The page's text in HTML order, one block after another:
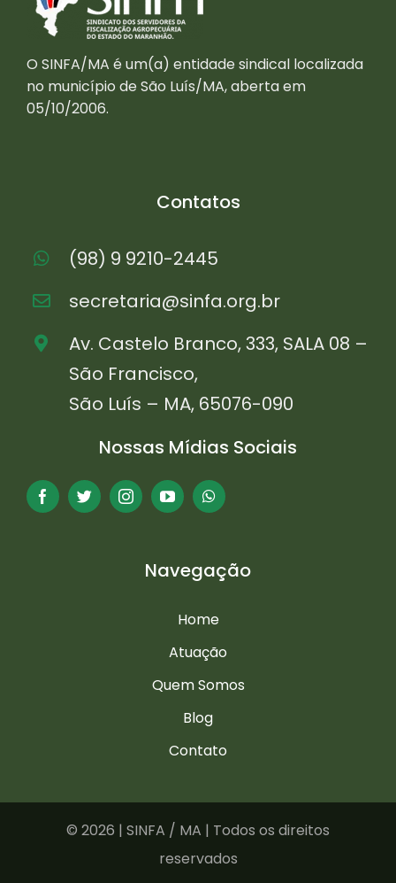
O SINFA/MA é um(a) entidade sindical localizada
no município de São Luís/MA, aberta em
05/10/2006.
Contatos
(98) 9 9210-2445
secretaria@sinfa.org.br
Av. Castelo Branco, 333, SALA 08 –
São Francisco,
São Luís – MA, 65076-090
Nossas Mídias Sociais
Navegação
Home
Atuação
Quem Somos
Blog
Contato
© 2026 | SINFA / MA | Todos os direitos
reservados